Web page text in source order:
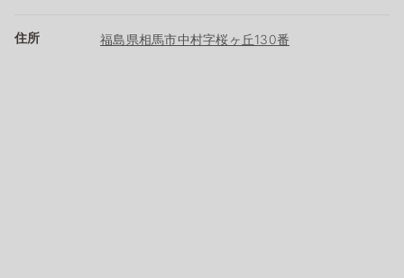
住所 福島県相馬市中村字桜ヶ丘130番